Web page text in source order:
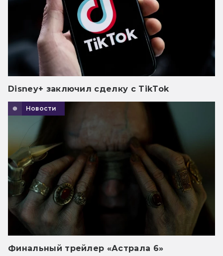
Disney+ заключил сделку с TikTok
Новости
Финальный трейлер «Астрала 6»